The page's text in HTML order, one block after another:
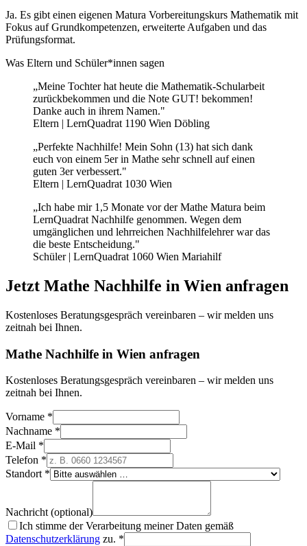
Ja. Es gibt einen eigenen Matura Vorbereitungskurs Mathematik mit
Fokus auf Grundkompetenzen, erweiterte Aufgaben und das
Prüfungsformat.
Was Eltern und Schüler*innen sagen
„Meine Tochter hat heute die Mathematik-Schularbeit
zurückbekommen und die Note GUT! bekommen!
Danke auch in ihrem Namen."
Eltern | LernQuadrat 1190 Wien Döbling
„Perfekte Nachhilfe! Mein Sohn (13) hat sich dank
euch von einem 5er in Mathe sehr schnell auf einen
guten 3er verbessert."
Eltern | LernQuadrat 1030 Wien
„Ich habe mir 1,5 Monate vor der Mathe Matura beim
LernQuadrat Nachhilfe genommen. Wegen dem
umgänglichen und lehrreichen Nachhilfelehrer war das
die beste Entscheidung."
Schüler | LernQuadrat 1060 Wien Mariahilf
Jetzt Mathe Nachhilfe in Wien anfragen
Kostenloses Beratungsgespräch vereinbaren – wir melden uns
zeitnah bei Ihnen.
Mathe Nachhilfe in Wien anfragen
Kostenloses Beratungsgespräch vereinbaren – wir melden uns
zeitnah bei Ihnen.
Vorname *
Nachname *
E-Mail *
Telefon *
Standort *
Nachricht (optional)
Ich stimme der Verarbeitung meiner Daten gemäß
Datenschutzerklärung zu. *